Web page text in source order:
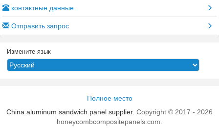
контактные данные
Отправить запрос
Измените язык
Полное место
China aluminum sandwich panel supplier. Copyright © 2017 - 2026
honeycombcompositepanels.com.